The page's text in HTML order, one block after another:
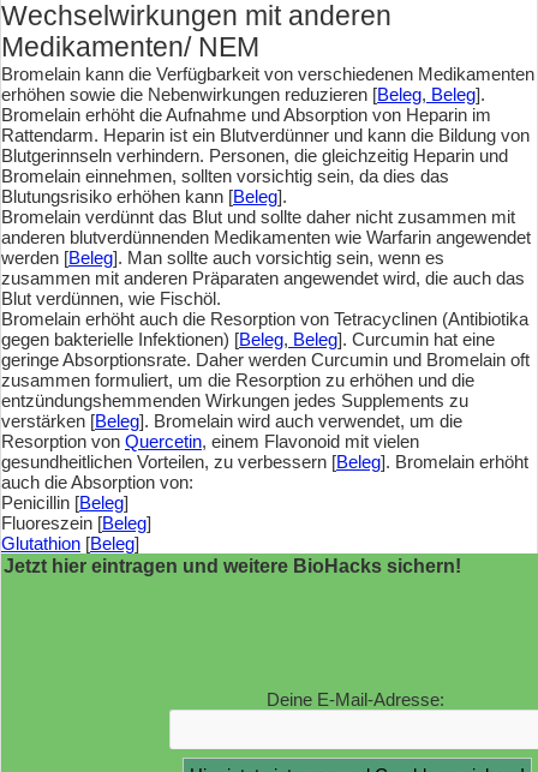
Wechselwirkungen mit anderen
Medikamenten/ NEM
Bromelain kann die Verfügbarkeit von verschiedenen Medikamenten
erhöhen sowie die Nebenwirkungen reduzieren [Beleg, Beleg].
Bromelain erhöht die Aufnahme und Absorption von Heparin im
Rattendarm. Heparin ist ein Blutverdünner und kann die Bildung von
Blutgerinnseln verhindern. Personen, die gleichzeitig Heparin und
Bromelain einnehmen, sollten vorsichtig sein, da dies das
Blutungsrisiko erhöhen kann [Beleg].
Bromelain verdünnt das Blut und sollte daher nicht zusammen mit
anderen blutverdünnenden Medikamenten wie Warfarin angewendet
werden [Beleg]. Man sollte auch vorsichtig sein, wenn es
zusammen mit anderen Präparaten angewendet wird, die auch das
Blut verdünnen, wie Fischöl.
Bromelain erhöht auch die Resorption von Tetracyclinen (Antibiotika
gegen bakterielle Infektionen) [Beleg, Beleg]. Curcumin hat eine
geringe Absorptionsrate. Daher werden Curcumin und Bromelain oft
zusammen formuliert, um die Resorption zu erhöhen und die
entzündungshemmenden Wirkungen jedes Supplements zu
verstärken [Beleg]. Bromelain wird auch verwendet, um die
Resorption von Quercetin, einem Flavonoid mit vielen
gesundheitlichen Vorteilen, zu verbessern [Beleg]. Bromelain erhöht
auch die Absorption von:
Penicillin [Beleg]
Fluoreszein [Beleg]
Glutathion [Beleg]
Jetzt hier eintragen und weitere BioHacks sichern!
Deine E-Mail-Adresse: